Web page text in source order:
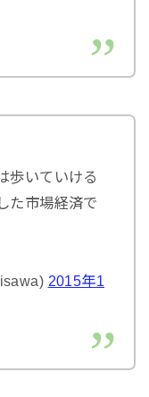
歩いていける
た市場経済で
2015年1